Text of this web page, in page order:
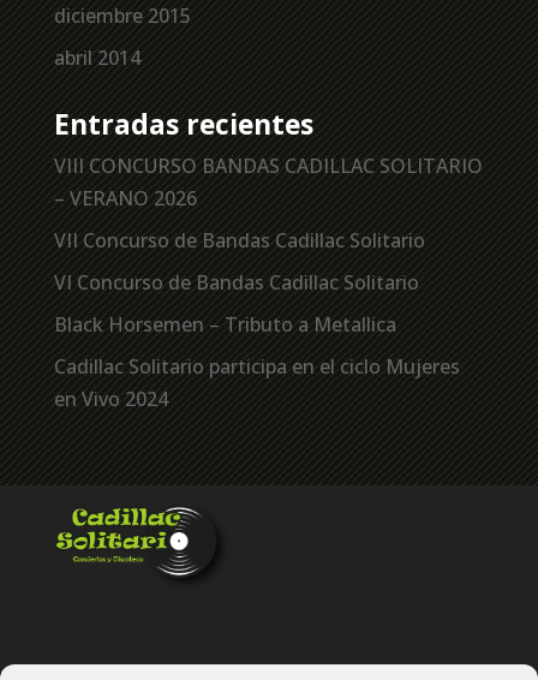
diciembre 2015
abril 2014
Entradas recientes
VIII CONCURSO BANDAS CADILLAC SOLITARIO
– VERANO 2026
VII Concurso de Bandas Cadillac Solitario
VI Concurso de Bandas Cadillac Solitario
Black Horsemen – Tributo a Metallica
Cadillac Solitario participa en el ciclo Mujeres
en Vivo 2024